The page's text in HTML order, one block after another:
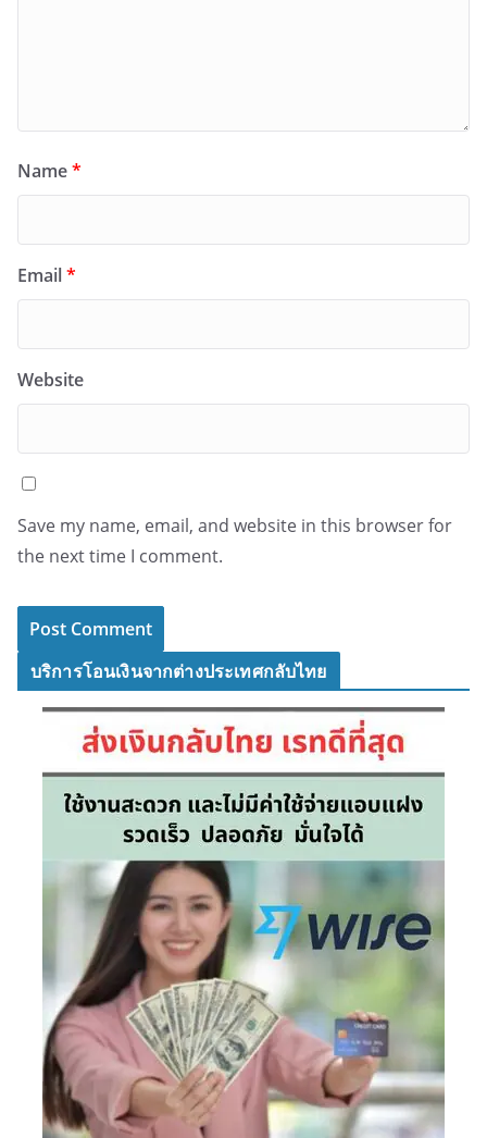
Name*
Email*
Website
Save my name, email, and website in this browser for
the next time I comment.
บริการโอนเงินจากต่างประเทศกลับไทย